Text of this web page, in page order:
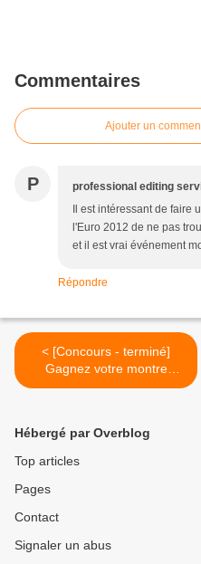
Commentaires
Ajouter un
P professional editing
Il est intéressant de faire
l'Euro 2012 de ne pas
et il est vrai événement
Répondre
< [Concours - terminé]
Gagnez votre montre
entièrement customisable !
Hébergé par Overblog
Top articles
Pages
Contact
Signaler un abus